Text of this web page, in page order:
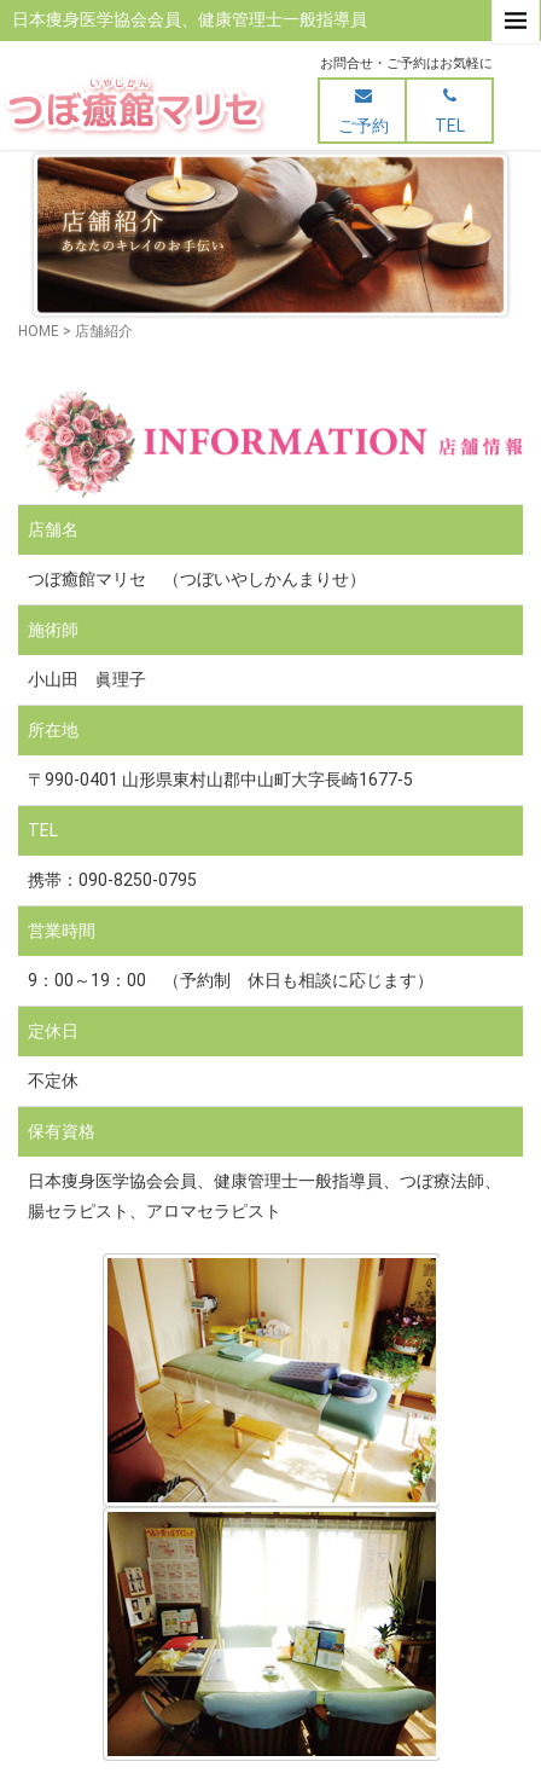
日本痩身医学協会会員、健康管理士一般指導員
お問合せ・ご予約はお気軽に
ご予約 TEL
HOME > 店舗紹介
店舗名
つぼ癒館マリセ （つぼいやしかんまりせ）
施術師
小山田 眞理子
所在地
〒990-0401 山形県東村山郡中山町大字長崎1677-5
TEL
携帯：090-8250-0795
営業時間
9：00～19：00 （予約制 休日も相談に応じます）
定休日
不定休
保有資格
日本痩身医学協会会員、健康管理士一般指導員、つぼ療法師、
腸セラピスト、アロマセラピスト